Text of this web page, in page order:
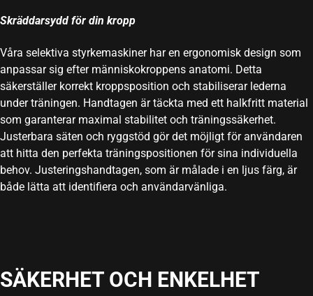
Skräddarsydd för din kropp
Våra selektiva styrkemaskiner har en ergonomisk design som
anpassar sig efter människokroppens anatomi. Detta
säkerställer korrekt kroppsposition och stabiliserar lederna
under träningen. Handtagen är täckta med ett halkfritt material
som garanterar maximal stabilitet och träningssäkerhet.
Justerbara säten och ryggstöd gör det möjligt för användaren
att hitta den perfekta träningspositionen för sina individuella
behov. Justeringshandtagen, som är målade i en ljus färg, är
både lätta att identifiera och användarvänliga.
SÄKERHET OCH ENKELHET